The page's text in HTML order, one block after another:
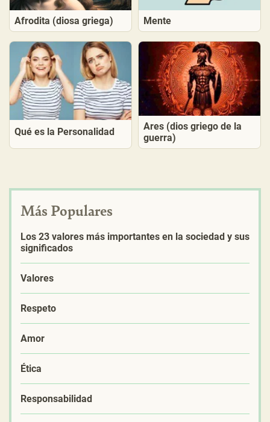
Afrodita (diosa griega) Mente
Qué es la Personalidad
Ares (dios griego de la
guerra)
Más Populares
Los 23 valores más importantes en la sociedad y sus
significados
Valores
Respeto
Amor
Ética
Responsabilidad